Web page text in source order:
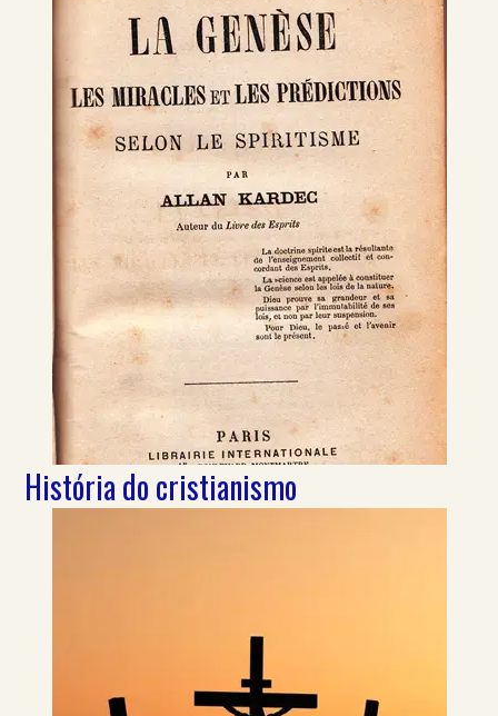
História do cristianismo